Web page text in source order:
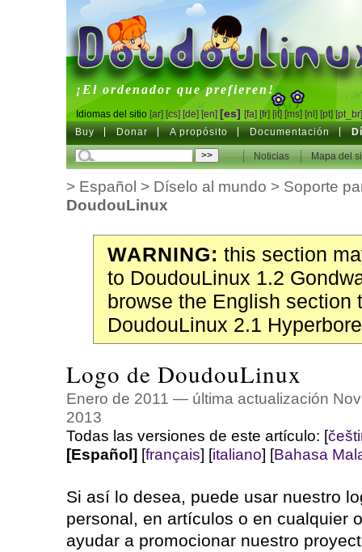
DoudouLinux
¡El ordenador que prefieren!
Idiomas del sitio [ar] [cs] [de] [en] [es] [fa] [fr] [it] [ms] [nl] [pt]
Buy Donar A propósito Documentación
Noticias Mapa del
> Español > Díselo al mundo > Soporte
DoudouLinux
WARNING: this section
to DoudouLinux 1.2
browse the English section
DoudouLinux 2.1
Logo de DoudouLinux
Enero de 2011 — última actualización
2013
Todas las versiones de este artículo: [
[Español] [français] [italiano] [Bahasa
Si así lo desea, puede usar nuestro
personal, en artículos o en cualquier
ayudar a promocionar nuestro